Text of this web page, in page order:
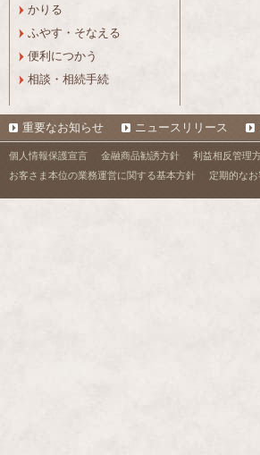
かりる
ふやす・そなえる
便利につかう
相談・相続手続
重要なお知らせ ニュースリリース
個人情報保護宣言 金融商品勧誘方針 利益相反管理
お客さま本位の業務運営に関する基本方針
定期的な